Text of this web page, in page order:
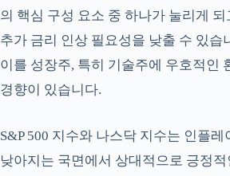
의 핵심 구성 요소 중 하나가 눌리게 되
추가 금리 인상 필요성을 낮출 수 있습
이를 성장주, 특히 기술주에 우호적인
경향이 있습니다.
S&P 500 지수와 나스닥 지수는 인플
낮아지는 국면에서 상대적으로 긍정